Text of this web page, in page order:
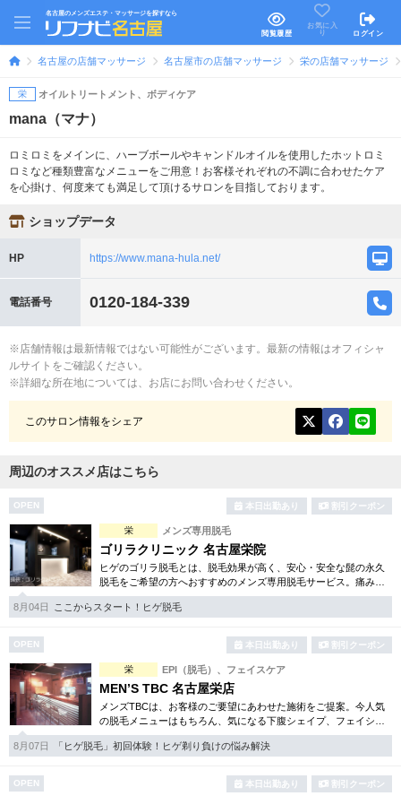
名古屋のメンズエステ・マッサージを探すなら
閲覧履歴
お気に入
り
ログイン
名古屋の店舗マッサージ 名古屋市の店舗マッサージ 栄の店舗マッサージ
栄 オイルトリートメント、ボディケア
mana（マナ）
ロミロミをメインに、ハーブボールやキャンドルオイルを使用したホットロミ
ロミなど種類豊富なメニューをご用意！お客様それぞれの不調に合わせたケア
を心掛け、何度来ても満足して頂けるサロンを目指しております。
ショップデータ
HP https://www.mana-hula.net/
電話番号 0120-184-339
※店舗情報は最新情報ではない可能性がございます。最新の情報はオフィシャ
ルサイトをご確認ください。
※詳細な所在地については、お店にお問い合わせください。
このサロン情報をシェア
周辺のオススメ店はこちら
OPEN 本日出勤あり 割引クーポン
栄 メンズ専用脱毛
ゴリラクリニック 名古屋栄院
ヒゲのゴリラ脱毛とは、脱毛効果が高く、安心・安全な髭の永久
脱毛をご希望の方へおすすめのメンズ専用脱毛サービス。痛みに
弱い方には医療用麻酔を3種ご用意、医療認可の脱毛機のみを使
用。スキンケアも万全です。
8月04日 ここからスタート！ヒゲ脱毛
OPEN 本日出勤あり 割引クーポン
栄 EPI（脱毛）、フェイスケア
MEN’S TBC 名古屋栄店
メンズTBCは、お客様のご要望にあわせた施術をご提案。今人気
の脱毛メニューはもちろん、気になる下腹シェイプ、フェイシャ
ルケア等初めての方でも安心のお得な体験コースを各種揃えてい
ます。まずはご体験下さい。
8月07日 「ヒゲ脱毛」初回体験！ヒゲ剃り負けの悩み解決
OPEN 本日出勤あり 割引クーポン